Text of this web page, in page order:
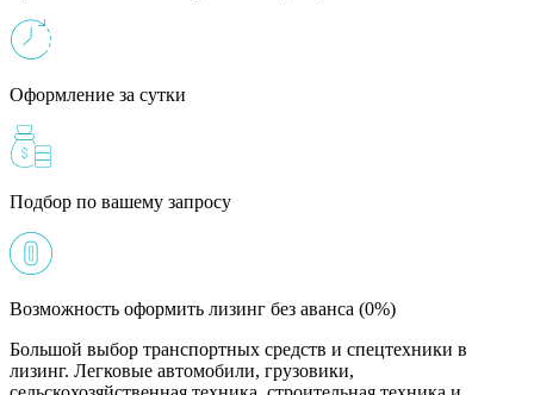
Оформление за сутки
Подбор по вашему запросу
Возможность оформить лизинг без аванса (0%)
Большой выбор транспортных средств и спецтехники в
лизинг. Легковые автомобили, грузовики,